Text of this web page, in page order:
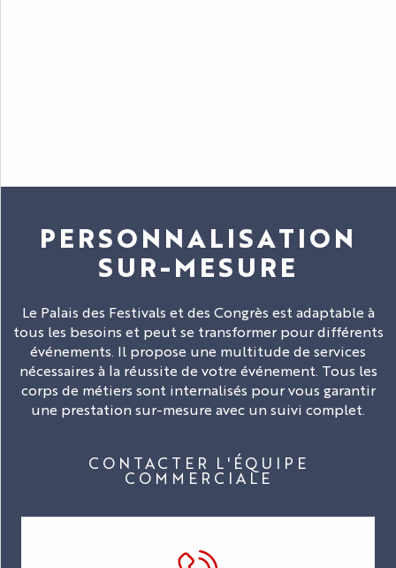
PERSONNALISATION
SUR-MESURE
Le Palais des Festivals et des Congrès est adaptable à
tous les besoins et peut se transformer pour différents
événements. Il propose une multitude de services
nécessaires à la réussite de votre événement. Tous les
corps de métiers sont internalisés pour vous garantir
une prestation sur-mesure avec un suivi complet.
CONTACTER L'ÉQUIPE
COMMERCIALE